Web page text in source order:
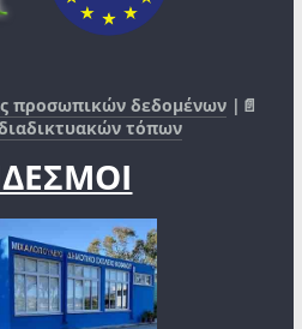
προσωπικών δεδομένων |📄
τόπων